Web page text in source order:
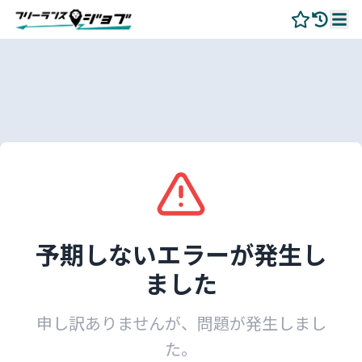
予期しないエラーが発生し
ました
申し訳ありませんが、問題が発生しまし
た。